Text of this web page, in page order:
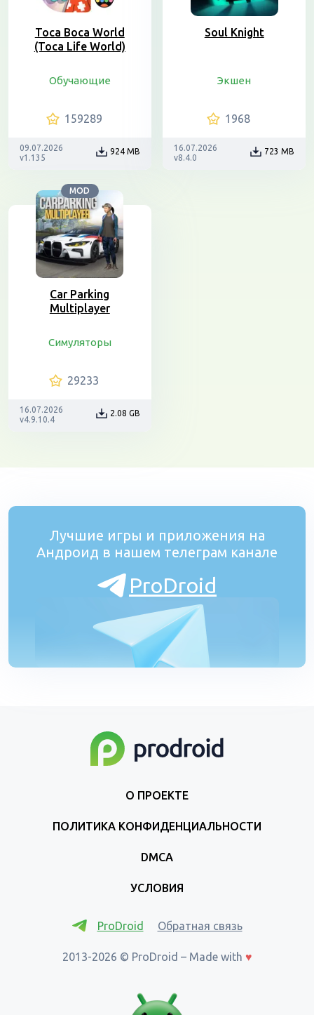
Toca Boca World
(Toca Life World)
Обучающие
159289
09.07.2026
v1.135
924 MB
Soul Knight
Экшен
1968
16.07.2026
v8.4.0
723 MB
MOD
Car Parking
Multiplayer
Симуляторы
29233
16.07.2026
v4.9.10.4
2.08 GB
Лучшие игры и приложения на
Андроид в нашем телеграм канале
ProDroid
О ПРОЕКТЕ
ПОЛИТИКА КОНФИДЕНЦИАЛЬНОСТИ
DMCA
УСЛОВИЯ
2013-2026 © ProDroid – Made with ♥
ProDroid Обратная связь